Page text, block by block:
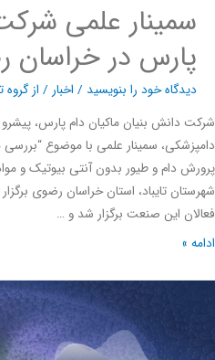
سمینار علمی
پارس در خراسان
دیدگاه‌ خود را بنویسید/اخبار/ از گروه
دانش بنیان ماکیان دام پارس، پیشرو
سمینار علمی با موضوع “بررسی
دام و طیور بدون آنتی بیوتیک و مواد
تایباد، استان خراسان رضوی
این صنعت برگزار شد و …
»